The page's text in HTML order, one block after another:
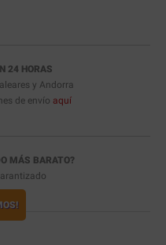
24 HORAS
y Andorra
de envío aquí
MÁS BARATO?